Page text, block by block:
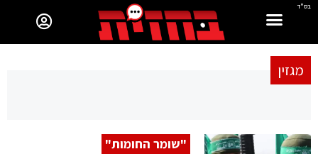
בס"ד
מגזין
"שומר החומות"